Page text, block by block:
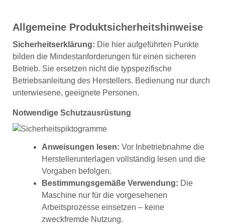
Allgemeine Produktsicherheitshinweise
Sicherheitserklärung: Die hier aufgeführten Punkte
bilden die Mindestanforderungen für einen sicheren
Betrieb. Sie ersetzen nicht die typspezifische
Betriebsanleitung des Herstellers. Bedienung nur durch
unterwiesene, geeignete Personen.
Notwendige Schutzausrüstung
Anweisungen lesen: Vor Inbetriebnahme die
Herstellerunterlagen vollständig lesen und die
Vorgaben befolgen.
Bestimmungsgemäße Verwendung: Die
Maschine nur für die vorgesehenen
Arbeitsprozesse einsetzen – keine
zweckfremde Nutzung.